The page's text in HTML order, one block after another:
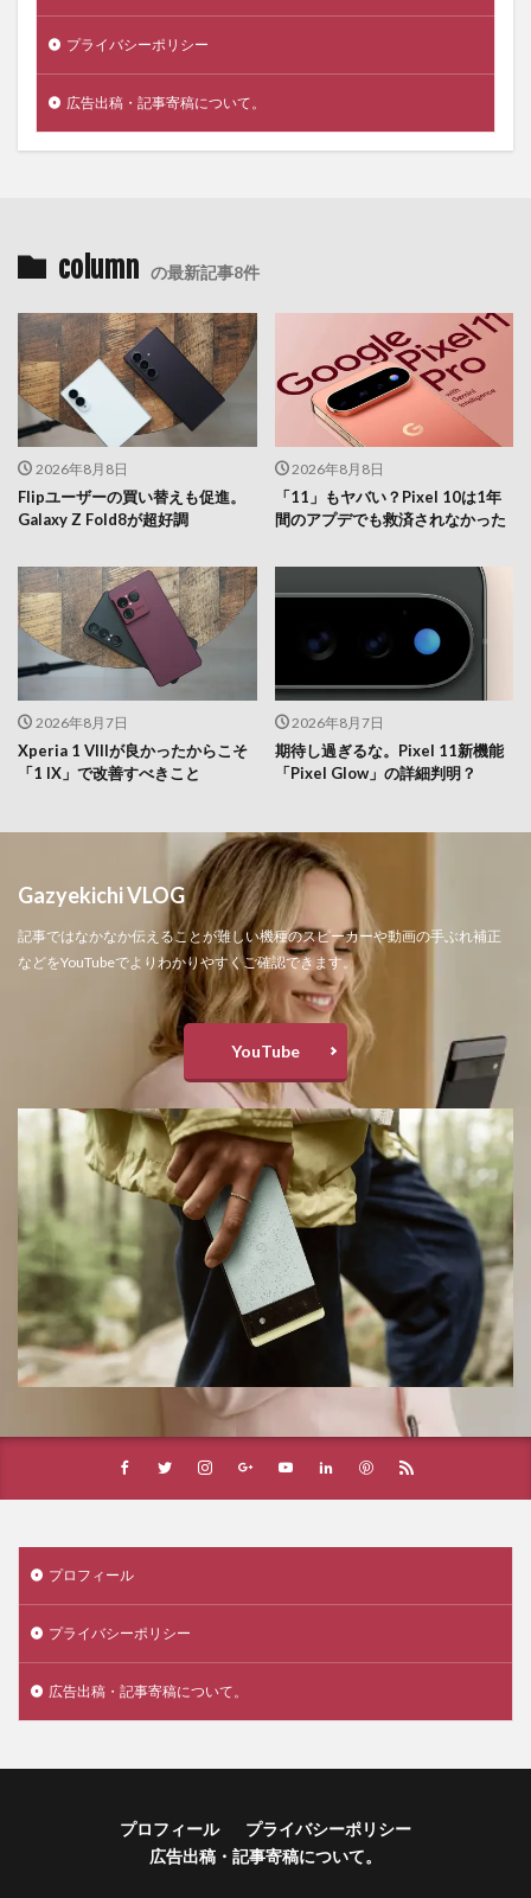
プライバシーポリシー
広告出稿・記事寄稿について。
column の最新記事8件
2026年8月8日
Flipユーザーの買い替えも促進。
Galaxy Z Fold8が超好調
2026年8月8日
「11」もヤバい？Pixel 10は1年
間のアプデでも救済されなかった
2026年8月7日
Xperia 1 VIIIが良かったからこそ
「1 IX」で改善すべきこと
2026年8月7日
期待し過ぎるな。Pixel 11新機能
「Pixel Glow」の詳細判明？
Gazyekichi VLOG
記事ではなかなか伝えることが難しい機種のスピーカーや動画の手ぶれ補正
などをYouTubeでよりわかりやすくご確認できます。
YouTube
プロフィール
プライバシーポリシー
広告出稿・記事寄稿について。
プロフィール
プライバシーポリシー
広告出稿・記事寄稿について。